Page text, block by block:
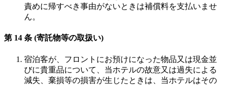
責めに帰すべき事由がないときは補償料を支払いませ
ん。
第 14 条 (寄託物等の取扱い)
宿泊客が、フロントにお預けになった物品又は現金並
びに貴重品について、当ホテルの故意又は過失による
減失、棄損等の損害が生じたときは、当ホテルはその